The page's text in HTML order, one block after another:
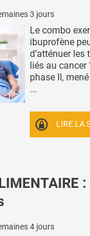
3 jours
Le combo
ibuprofène
d’atténuer
liés au cancer
phase II,
...
LIRE LA
4 jours